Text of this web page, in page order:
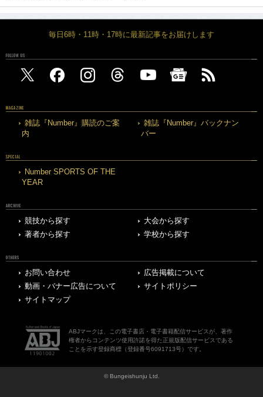
毎日6時・11時・17時に最新記事をお届けします
FOLLOW US
MAGAZINE
雑誌『Number』購読のご案
内
雑誌『Number』バックナン
バー
SPECIAL
Number SPORTS OF THE
YEAR
ARCHIVE
競技から探す
大会から探す
著者から探す
学校から探す
OTHERS
お問い合わせ
広告掲載について
動画・バナー広告について
サイトポリシー
サイトマップ
ABJマークは、この電子書店・電子書籍配信サービスが、著作
権者からコンテンツ使用許諾を得た正規版配信サービスである
ことを示す登録商標（登録番号6091713号）です。
© Bungeishunju Ltd.